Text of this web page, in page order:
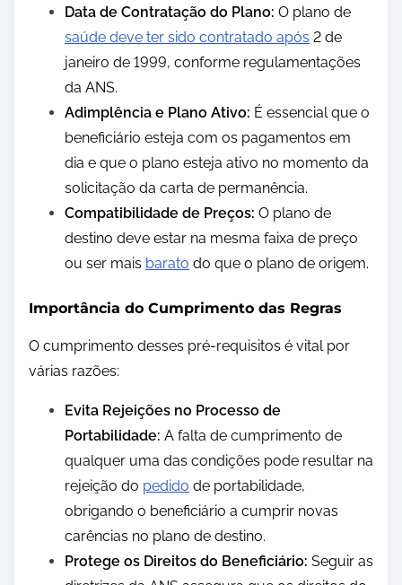
Data de Contratação do Plano: O plano de
saúde deve ter sido contratado após 2 de
janeiro de 1999, conforme regulamentações
da ANS.
Adimplência e Plano Ativo: É essencial que o
beneficiário esteja com os pagamentos em
dia e que o plano esteja ativo no momento da
solicitação da carta de permanência.
Compatibilidade de Preços: O plano de
destino deve estar na mesma faixa de preço
ou ser mais barato do que o plano de origem.
Importância do Cumprimento das Regras
O cumprimento desses pré-requisitos é vital por
várias razões:
Evita Rejeições no Processo de
Portabilidade: A falta de cumprimento de
qualquer uma das condições pode resultar na
rejeição do pedido de portabilidade,
obrigando o beneficiário a cumprir novas
carências no plano de destino.
Protege os Direitos do Beneficiário: Seguir as